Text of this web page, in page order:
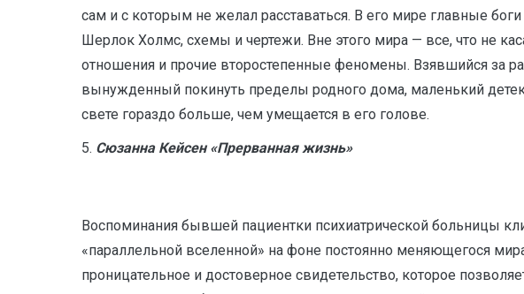
сам и с которым не желал расставаться. В его мире главные
Шерлок Холмс, схемы и чертежи. Вне этого мира — все, что не
отношения и прочие второстепенные феномены. Взявшийся за
вынужденный покинуть пределы родного дома, маленький
свете гораздо больше, чем умещается в его голове.
5. Сюзанна Кейсен «Прерванная жизнь»
Воспоминания бывшей пациентки психиатрической больницы
«параллельной вселенной» на фоне постоянно меняющегося
проницательное и достоверное свидетельство, которое